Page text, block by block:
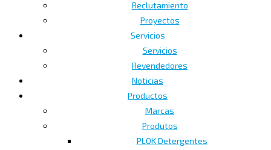
Reclutamiento
Proyectos
Servicios
Servicios
Revendedores
Noticias
Productos
Marcas
Produtos
PLOK Detergentes